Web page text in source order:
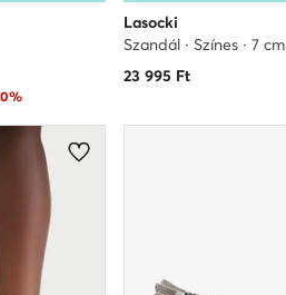
Lasocki
Szandál · Színes · 7 cm
23 995 Ft